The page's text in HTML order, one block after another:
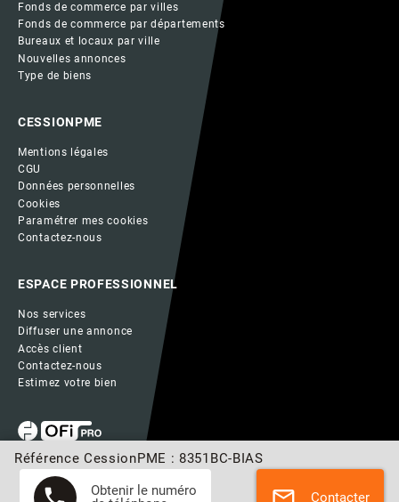
Référence CessionPME : 8351BC-BIAS
Obtenir le numéro
Contacter
Fonds de commerce par villes
Fonds de commerce par départements
Bureaux et locaux par ville
Nouvelles annonces
Type de biens
CESSIONPME
Mentions légales
CGU
Données personnelles
Cookies
Paramétrer mes cookies
Contactez-nous
ESPACE PROFESSIONNEL
Nos services
Diffuser une annonce
Accès client
Contactez-nous
Estimez votre bien